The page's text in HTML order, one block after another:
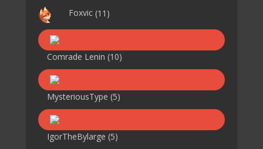
Foxvic (11)
Comrade Lenin (10)
MysteriousType (5)
IgorTheBylarge (5)